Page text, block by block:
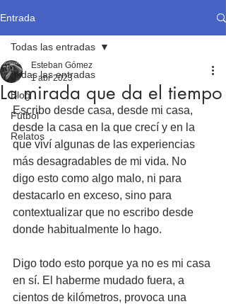
Entrada
Todas las entradas
Blog
Fútbol
Relatos
Todas las entradas
La mirada que da el tiempo
Esteban Gómez
1 abr 2023
Escribo desde casa, desde mi casa,
desde la casa en la que crecí y en la
que viví algunas de las experiencias
más desagradables de mi vida. No
digo esto como algo malo, ni para
destacarlo en exceso, sino para
contextualizar que no escribo desde
donde habitualmente lo hago.
Digo todo esto porque ya no es mi casa
en sí. El haberme mudado fuera, a
cientos de kilómetros, provoca una